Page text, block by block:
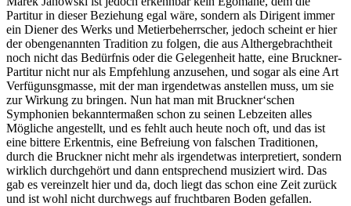
Partitur in dieser Beziehung egal wäre, sondern als Dirigent immer
ein Diener des Werks und Metierbeherrscher, jedoch scheint er hier
der obengenannten Tradition zu folgen, die aus Althergebrachtheit
noch nicht das Bedürfnis oder die Gelegenheit hatte, eine Bruckner-
Partitur nicht nur als Empfehlung anzusehen, und sogar als eine Art
Verfügunsgmasse, mit der man irgendetwas anstellen muss, um sie
zur Wirkung zu bringen. Nun hat man mit Bruckner‘schen
Symphonien bekanntermaßen schon zu seinen Lebzeiten alles
Mögliche angestellt, und es fehlt auch heute noch oft, und das ist
eine bittere Erkentnis, eine Befreiung von falschen Traditionen,
durch die Bruckner nicht mehr als irgendetwas interpretiert, sondern
wirklich durchgehört und dann entsprechend musiziert wird. Das
gab es vereinzelt hier und da, doch liegt das schon eine Zeit zurück
und ist wohl nicht durchwegs auf fruchtbaren Boden gefallen.